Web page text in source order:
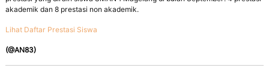
l
akademik dan 8 prestasi non akademik.
Lihat Daftar Prestasi Siswa
(@AN83)